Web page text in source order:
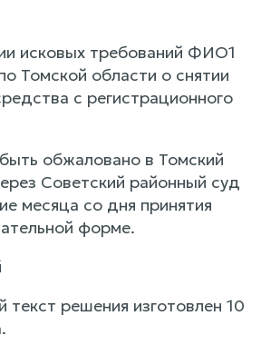
исковых требований ФИО1
Томской области о снятии
с регистрационного
обжаловано в Томский
Советский районный суд
месяца со дня принятия
форме.
решения изготовлен 10